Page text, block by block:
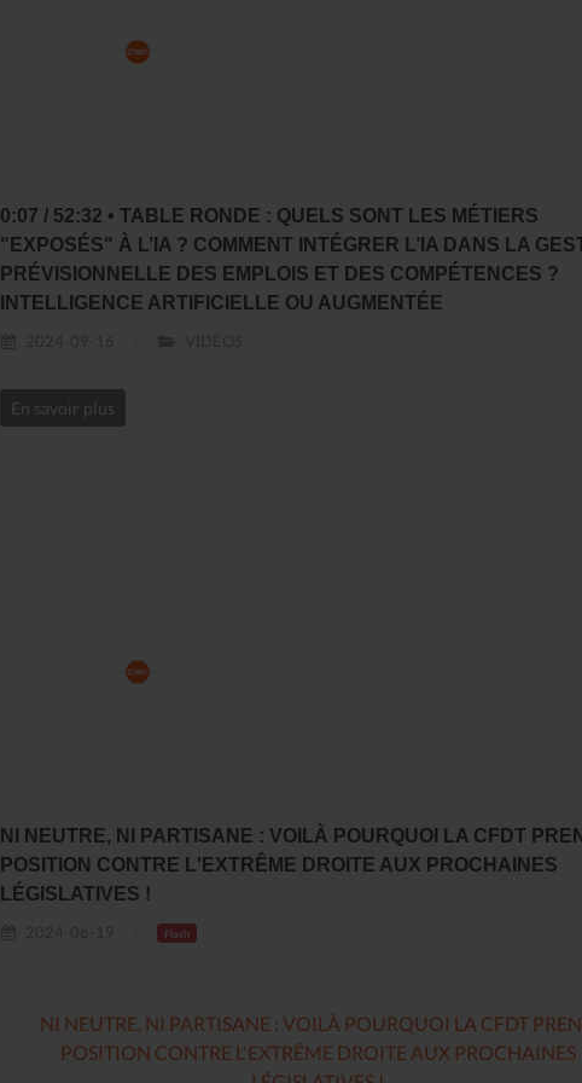
0:07 / 52:32 • TABLE RONDE : QUELS SONT LES MÉTIERS
"EXPOSÉS" À L’IA ? COMMENT INTÉGRER L’IA DANS LA
PRÉVISIONNELLE DES EMPLOIS ET DES COMPÉTENCES ?
INTELLIGENCE ARTIFICIELLE OU AUGMENTÉE
En savoir plus
NI NEUTRE, NI PARTISANE : VOILÀ POURQUOI LA CFDT
POSITION CONTRE L'EXTRÊME DROITE AUX PROCHAINES
LÉGISLATIVES !
Flash
NI NEUTRE, NI PARTISANE : VOILÀ POURQUOI LA CFDT
POSITION CONTRE L'EXTRÊME DROITE AUX PROCHAINES